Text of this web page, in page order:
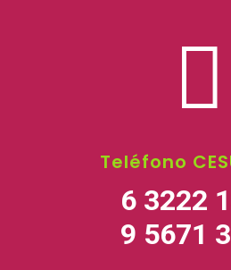

Teléfono
6 3222
9 5671